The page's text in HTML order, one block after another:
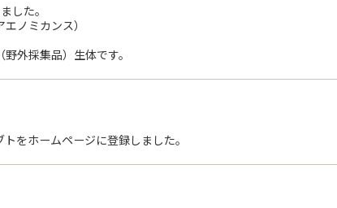
した。
ノミカンス）
外採集品）生体です。
をホームページに登録しました。